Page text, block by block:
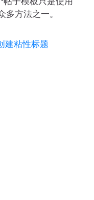
多方法之一。
建粘性标题